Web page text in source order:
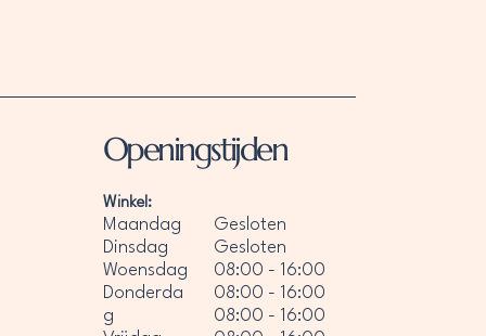
Openingstijden
Winkel:
Maandag
Dinsdag
Woensdag
Donderda
g
Gesloten
Gesloten
08:00 - 16:00
08:00 - 16:00
08:00 - 16:00